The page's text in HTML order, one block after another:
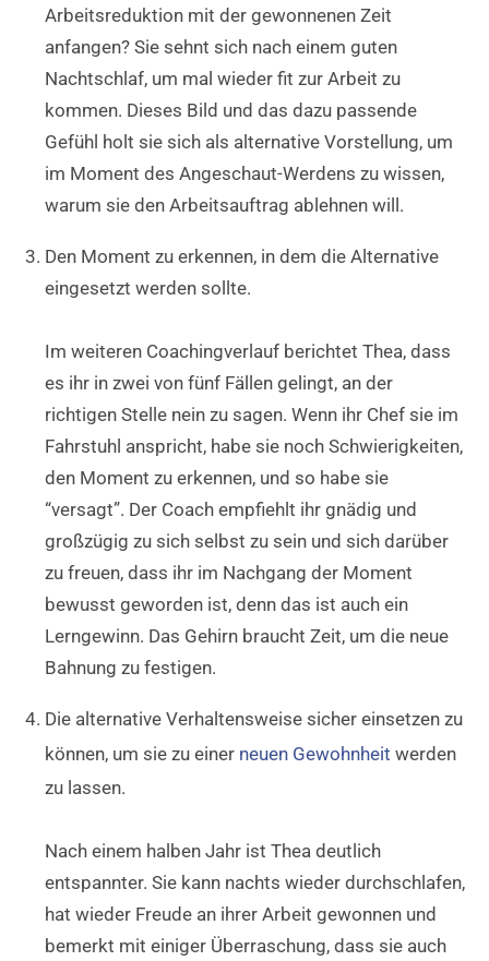
Arbeitsreduktion mit der gewonnenen Zeit
anfangen? Sie sehnt sich nach einem guten
Nachtschlaf, um mal wieder fit zur Arbeit zu
kommen. Dieses Bild und das dazu passende
Gefühl holt sie sich als alternative Vorstellung, um
im Moment des Angeschaut-Werdens zu wissen,
warum sie den Arbeitsauftrag ablehnen will.
Den Moment zu erkennen, in dem die Alternative
eingesetzt werden sollte.
Im weiteren Coachingverlauf berichtet Thea, dass
es ihr in zwei von fünf Fällen gelingt, an der
richtigen Stelle nein zu sagen. Wenn ihr Chef sie im
Fahrstuhl anspricht, habe sie noch Schwierigkeiten,
den Moment zu erkennen, und so habe sie
“versagt”. Der Coach empfiehlt ihr gnädig und
großzügig zu sich selbst zu sein und sich darüber
zu freuen, dass ihr im Nachgang der Moment
bewusst geworden ist, denn das ist auch ein
Lerngewinn. Das Gehirn braucht Zeit, um die neue
Bahnung zu festigen.
Die alternative Verhaltensweise sicher einsetzen zu
können, um sie zu einer neuen Gewohnheit werden
zu lassen.
Nach einem halben Jahr ist Thea deutlich
entspannter. Sie kann nachts wieder durchschlafen,
hat wieder Freude an ihrer Arbeit gewonnen und
bemerkt mit einiger Überraschung, dass sie auch